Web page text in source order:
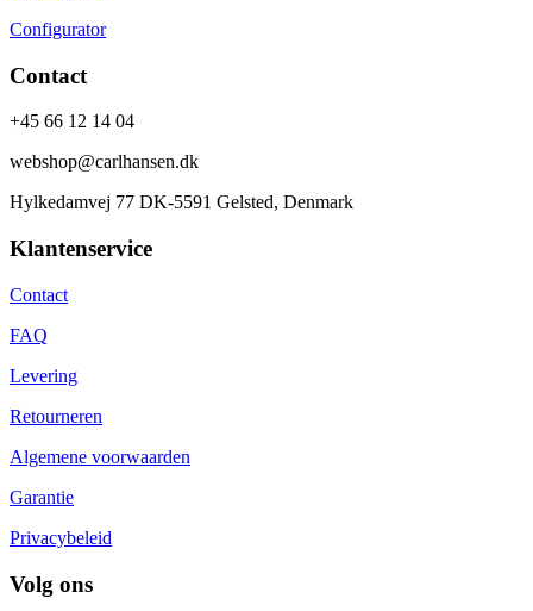
Configurator
Contact
+45 66 12 14 04
webshop@carlhansen.dk
Hylkedamvej 77 DK-5591 Gelsted, Denmark
Klantenservice
Contact
FAQ
Levering
Retourneren
Algemene voorwaarden
Garantie
Privacybeleid
Volg ons